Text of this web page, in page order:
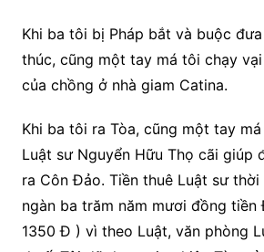
Khi ba tôi bị Pháp bắt và buộc
thúc, cũng một tay má tôi chạy
của chồng ở nhà giam Catina.
Khi ba tôi ra Tòa, cũng một tay
Luật sư Nguyển Hữu Thọ cãi giúp
ra Côn Đảo. Tiền thuê Luật sư
ngàn ba trăm năm mươi đồng tiền
1350 Đ ) vì theo Luật, văn phòng